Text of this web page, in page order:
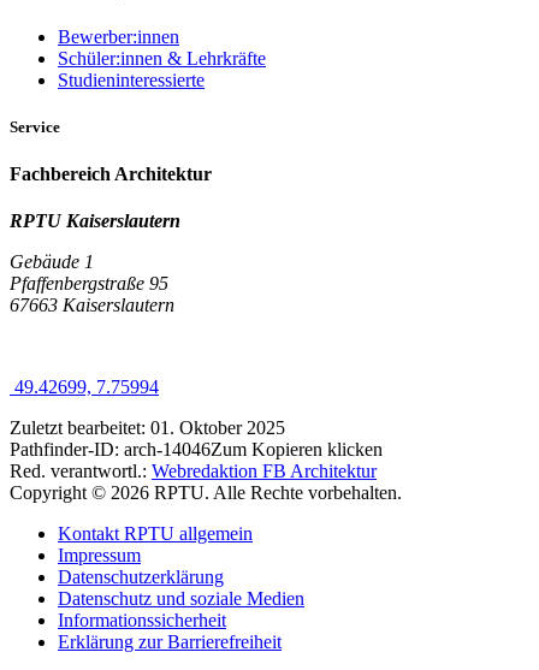
Bewerber:innen
Schüler:innen & Lehrkräfte
Studieninteressierte
Service
Fachbereich Architektur
RPTU Kaiserslautern
Gebäude 1
Pfaffenbergstraße 95
67663 Kaiserslautern
49.42699, 7.75994
Zuletzt bearbeitet: 01. Oktober 2025
Pathfinder-ID: arch-14046Zum Kopieren klicken
Red. verantwortl.: Webredaktion FB Architektur
Copyright © 2026 RPTU. Alle Rechte vorbehalten.
Kontakt RPTU allgemein
Impressum
Datenschutzerklärung
Datenschutz und soziale Medien
Informationssicherheit
Erklärung zur Barrierefreiheit